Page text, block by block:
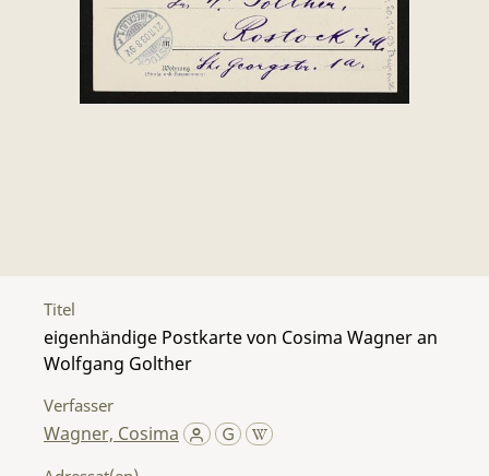
Titel
eigenhändige Postkarte von Cosima Wagner an
Wolfgang Golther
Verfasser
Wagner, Cosima